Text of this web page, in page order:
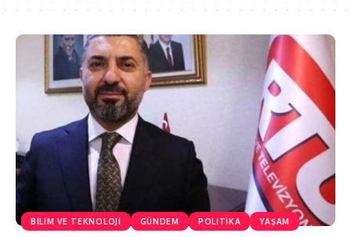
BİLİM VE TEKNOLOJİ GÜNDEM POLİTİKA YAŞAM